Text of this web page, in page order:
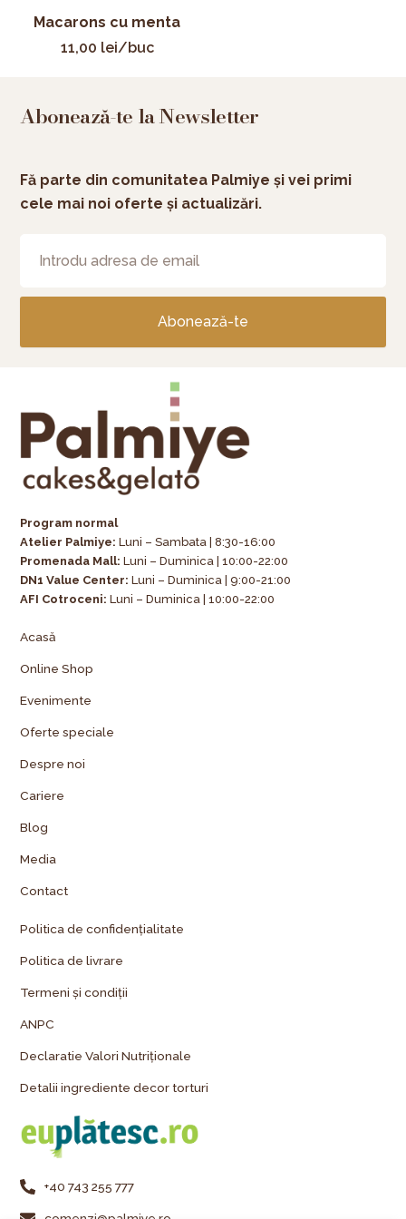
Macarons cu menta
11,00 lei/buc
Abonează-te la Newsletter
Fă parte din comunitatea Palmiye și vei primi
cele mai noi oferte și actualizări.
Abonează-te
Program normal
Atelier Palmiye: Luni – Sambata | 8:30-16:00
Promenada Mall: Luni – Duminica | 10:00-22:00
DN1 Value Center: Luni – Duminica | 9:00-21:00
AFI Cotroceni: Luni – Duminica | 10:00-22:00
Acasă
Online Shop
Evenimente
Oferte speciale
Despre noi
Cariere
Blog
Media
Contact
Politica de confidențialitate
Politica de livrare
Termeni și condiții
ANPC
Declaratie Valori Nutriționale
Detalii ingrediente decor torturi
+40 743 255 777